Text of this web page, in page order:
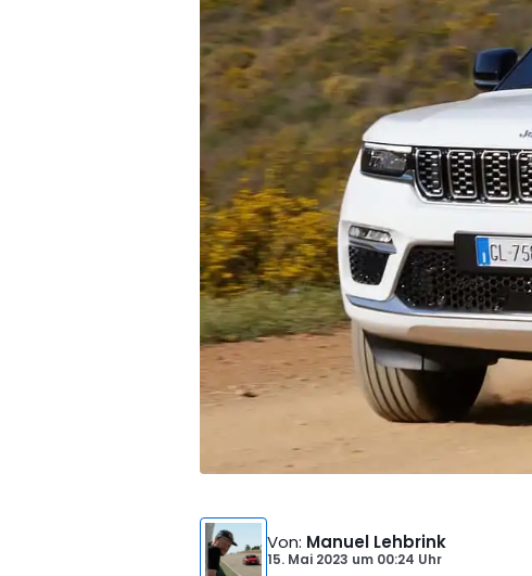
Von: Manuel Lehbrink
15. Mai 2023 um 00:24 Uhr